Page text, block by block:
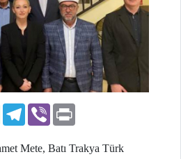
WhatsAppTelegram
Viber
Mete, Batı Trakya Türk